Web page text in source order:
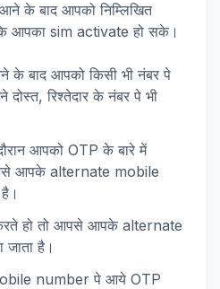
के बाद आपको निम्लिखित
आपका sim activate हो सके।
बाद आपको किसी भी नंबर पे
रिश्तेदार के नंबर पे भी
आपको OTP के बारे में
जिसे आपके alternate mobile
हो तो आपसे आपके alternate
है।
number पे आये OTP